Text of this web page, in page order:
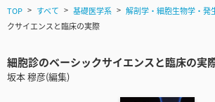
TOP すべて 基礎医学系 解剖学・細胞生物学・発
クサイエンスと臨床の実際
細胞診のベーシックサイエンスと臨床の実
坂本 穆彦(編集)